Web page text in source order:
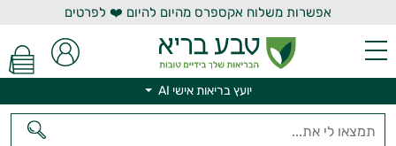
אפשרות משלוח אקספרס מהיום להיום ❤️ לפרטים
יועץ בריאות אישי AI